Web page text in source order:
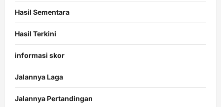
Hasil Sementara
Hasil Terkini
informasi skor
Jalannya Laga
Jalannya Pertandingan